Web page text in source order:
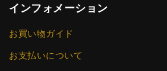
インフォメーション
お買い物ガイド
お支払いについて